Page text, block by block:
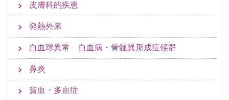
皮膚科的疾患
発熱外来
白血球異常 白血病・骨髄異形成症候群
鼻炎
貧血・多血症